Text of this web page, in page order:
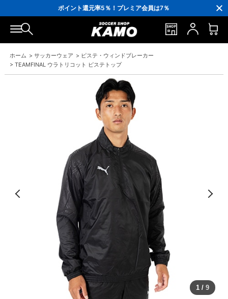
ポイント還元率5％！プレミア会員は7％
会員の方にはお誕生月に「10％OFFクーポン」プレゼント！
16,000円(税込)以上でシューズケースプレゼント！
3,300円(税込)以上で送料無料！
ホーム > サッカーウェア > ピステ・ウィンドブレーカー
> TEAMFINAL ウラトリコット ピステトップ
1 / 9